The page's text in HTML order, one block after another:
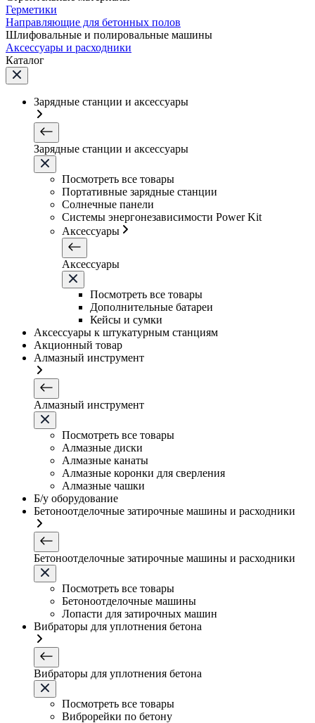
Герметики
Направляющие для бетонных полов
Шлифовальные и полировальные машины
Аксессуары и расходники
Каталог
Зарядные станции и аксессуары
Зарядные станции и аксессуары
Посмотреть все товары
Портативные зарядные станции
Солнечные панели
Системы энергонезависимости Power Kit
Аксессуары
Аксессуары
Посмотреть все товары
Дополнительные батареи
Кейсы и сумки
Аксессуары к штукатурным станциям
Акционный товар
Алмазный инструмент
Алмазный инструмент
Посмотреть все товары
Алмазные диски
Алмазные канаты
Алмазные коронки для сверления
Алмазные чашки
Б/у оборудование
Бетоноотделочные затирочные машины и расходники
Бетоноотделочные затирочные машины и расходники
Посмотреть все товары
Бетоноотделочные машины
Лопасти для затирочных машин
Вибраторы для уплотнения бетона
Вибраторы для уплотнения бетона
Посмотреть все товары
Виброрейки по бетону